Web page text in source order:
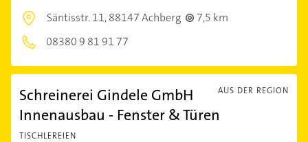
Säntisstr. 11,88147 Achberg
7,5 km
08380 9 81 91 77
AUS DER REGION
Schreinerei Gindele GmbH
Innenausbau - Fenster & Türen
TISCHLEREIEN